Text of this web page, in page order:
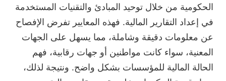
الحكومية من خلال توحيد المبادئ والتقنيات المستخدمة
في إعداد التقارير المالية. فهذه المعايير تفرض الإفصاح
عن معلومات دقيقة وشاملة، مما يسهل على الجهات
المعنية، سواء كانت مواطنين أو جهات رقابية، فهم
الحالة المالية للمؤسسات بشكل واضح. ونتيجة لذلك،